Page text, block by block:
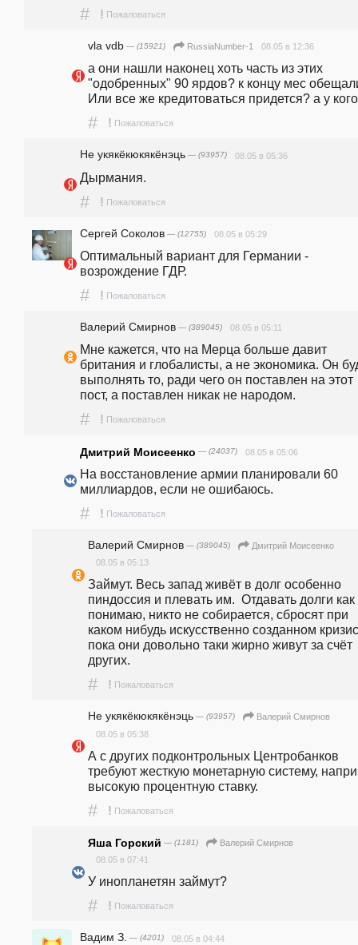
# ! Пожаловаться
vla vdb — (15921) RussiaNumber-1 08.05 в 12:36
а они нашли наконец хоть часть из этих
"одобренных" 90 ярдов? к концу мес
Или все же кредитоваться придется? а у
# ! Пожаловаться
Не укякёкюкякёнэць — (93957) 08.05 в 05:36
Дырмания.
# ! Пожаловаться
Сергей Соколов — (12755) 08.05 в 05:29
Оптимальный вариант для Германии -
возрождение ГДР.
# ! Пожаловаться
Валерий Смирнов — (389045) 08.05 в 05:11
Мне кажется, что на Мерца больше давит
британия и глобалисты, а не экономика. Он
выполнять то, ради чего он поставлен на этот
пост, а поставлен никак не народом.
# ! Пожаловаться
Дмитрий Моисеенко — (24037) 08.05 в 05:06
На восстановление армии планировали 60
миллиардов, если не ошибаюсь.
# ! Пожаловаться
Валерий Смирнов — (389045)
Дмитрий Моисеенко
08.05 в 05:13
Займут. Весь запад живёт в долг особенно
пиндоссия и плевать им.  Отдавать долги как
понимаю, никто не собирается, сбросят при
каком нибудь искусственно созданном
пока они довольно таки жирно живут за счёт
других.
# ! Пожаловаться
Не укякёкюкякёнэць — (93957)
Валерий Смирнов
08.05 в 05:38
А с других подконтрольных Центробанков
требуют жесткую монетарную систему,
высокую процентную ставку.
# ! Пожаловаться
Яша Горский — (1181)
Валерий Смирнов
08.05 в 07:41
У инопланетян займут?
# ! Пожаловаться
Вадим З. — (4201) 08.05 в 04:44